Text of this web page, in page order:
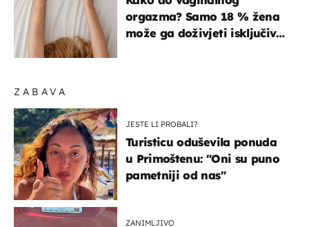
ZABAVA
JESTE LI PROBALI?
Turisticu oduševila ponuda
u Primoštenu: "Oni su puno
pametniji od nas"
ZANIMLJIVO
orgazma? Samo 18 % žena
može ga doživjeti isključivo